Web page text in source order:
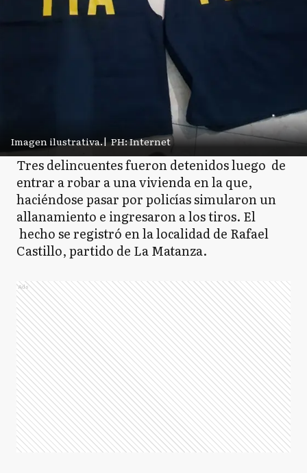
Imagen ilustrativa.| PH: Internet
Tres delincuentes fueron detenidos luego de
entrar a robar a una vivienda en la que,
haciéndose pasar por policías simularon un
allanamiento e ingresaron a los tiros. El
hecho se registró en la localidad de Rafael
Castillo, partido de La Matanza.
Ads